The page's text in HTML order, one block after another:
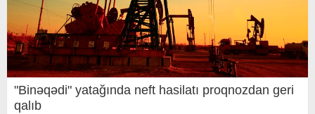
"Binəqədi" yatağında neft hasilatı proqnozdan geri
qalıb